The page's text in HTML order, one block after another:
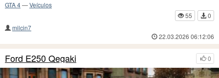
GTA 4—Veículos
55
0
milcin7
22.03.2026 06:12:06
0
Ford E250 Qegaki